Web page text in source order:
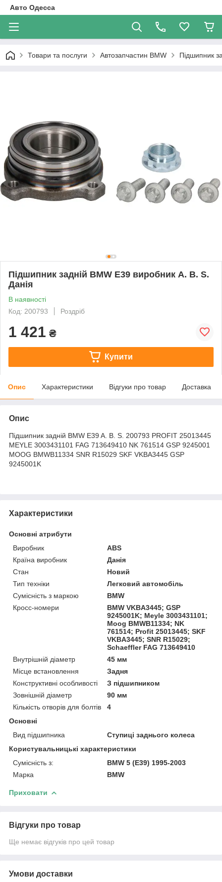
Авто Одесса
Товари та послуги Автозапчастин BMW Підшипник
Підшипник задній BMW E39 виробник A. B. S.
Данія
В наявності
Код: 200793
Роздріб
1 421 ₴
Купити
Опис Характеристики Відгуки про товар Доставка
Опис
Підшипник задній BMW E39 A. B. S. 200793 PROFIT 25013445
MEYLE 3003431101 FAG 713649410 NK 761514 GSP 9245001
MOOG BMWB11334 SNR R15029 SKF VKBA3445 GSP
9245001K
Характеристики
Основні атрибути
Виробник
ABS
Країна виробник
Данія
Стан
Новий
Тип техніки
Легковий автомобіль
Сумісність з маркою
BMW
Кросс-номери
BMW VKBA3445; GSP
9245001K; Meyle 3003431101;
Moog BMWB11334; NK
761514; Profit 25013445; SKF
VKBA3445; SNR R15029;
Schaeffler FAG 713649410
Внутрішній діаметр
45 мм
Місце встановлення
Задня
Конструктивні особливості
З підшипником
Зовнішній діаметр
90 мм
Кількість отворів для болтів
4
Основні
Вид підшипника
Ступиці заднього колеса
Користувальницькі характеристики
Сумісність з:
BMW 5 (E39) 1995-2003
Марка
BMW
Приховати
Відгуки про товар
Ще немає відгуків про цей товар
Умови доставки